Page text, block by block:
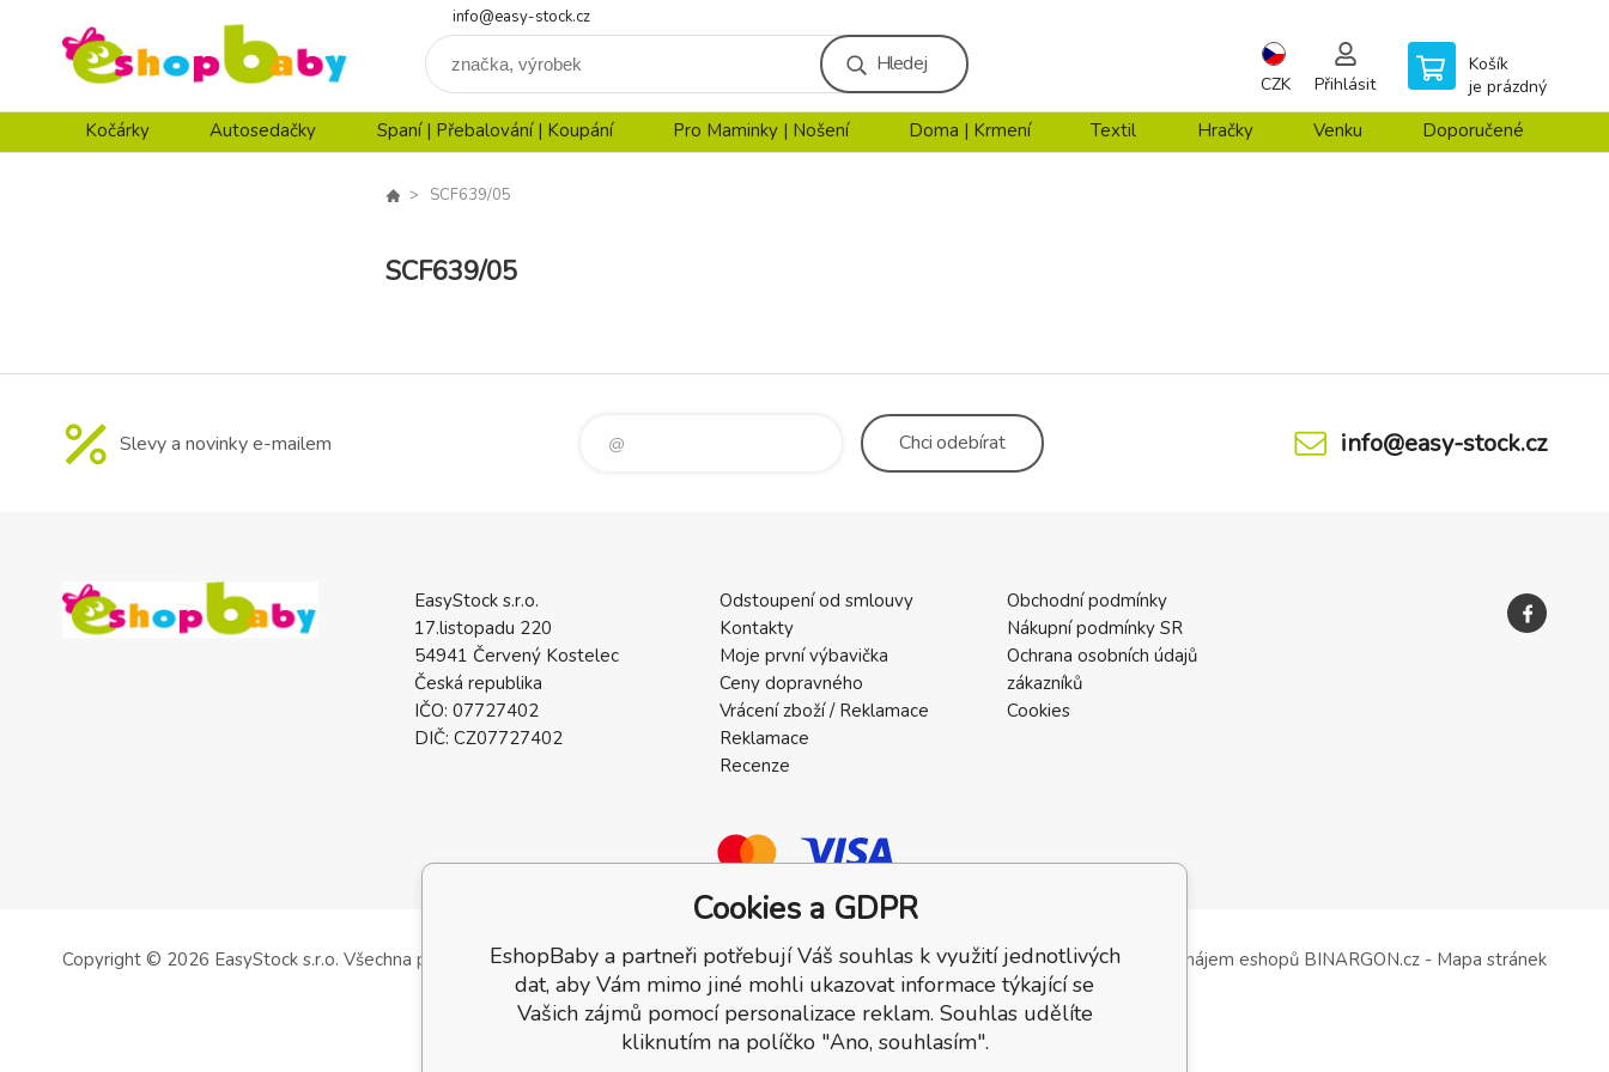
info@easy-stock.cz
Hledej
CZK Přihlásit
Košík
je prázdný
Kočárky Autosedačky Spaní | Přebalování | Koupání Pro Maminky | Nošení Doma | Krmení Textil Hračky Venku Doporučené
SCF639/05
SCF639/05
Slevy a novinky e-mailem Chciodebírat info@easy-stock.cz
EasyStock s.r.o.
17.listopadu 220
54941 Červený Kostelec
Česká republika
IČO: 07727402
DIČ: CZ07727402
Odstoupení od smlouvy
Kontakty
Moje první výbavička
Ceny dopravného
Vrácení zboží / Reklamace
Reklamace
Recenze
Obchodní podmínky
Nákupní podmínky SR
Ochrana osobních údajů
zákazníků
Cookies
Copyright © 2026 EasyStock s.r.o. Všechna práva vyhrazena. Tvorba a pronájem eshopů BINARGON.cz - Mapa stránek
Cookies a GDPR
EshopBaby a partneři potřebují Váš souhlas k využití jednotlivých
dat, aby Vám mimo jiné mohli ukazovat informace týkající se
Vašich zájmů pomocí personalizace reklam. Souhlas udělíte
kliknutím na políčko "Ano, souhlasím".